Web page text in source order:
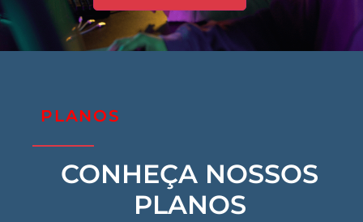
PLANOS
CONHEÇA NOSSOS
PLANOS